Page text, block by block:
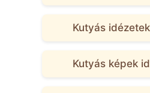
Kutyás
Kutyás képek